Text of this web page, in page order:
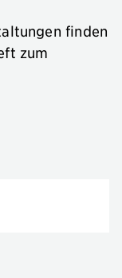
finden
zum